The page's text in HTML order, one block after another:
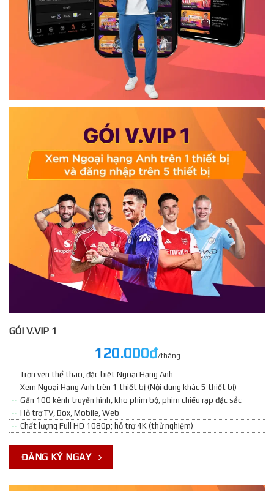
GÓI V.VIP 1
120.000đ/tháng
Trọn vẹn thể thao, đặc biệt Ngoại Hạng Anh
Xem Ngoại Hạng Anh trên 1 thiết bị (Nội dung khác 5 thiết bị)
Gần 100 kênh truyền hình, kho phim bộ, phim chiếu rạp đặc sắc
Hỗ trợ TV, Box, Mobile, Web
Chất lượng Full HD 1080p; hỗ trợ 4K (thử nghiệm)
ĐĂNG KÝ NGAY